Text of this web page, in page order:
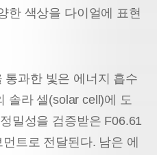
한 색상을 다이얼에 표현
통과한 빛은 에너지 흡수
솔라 셀(solar cell)에 도
밀성을 검증받은 F06.61
트로 전달된다. 남은 에